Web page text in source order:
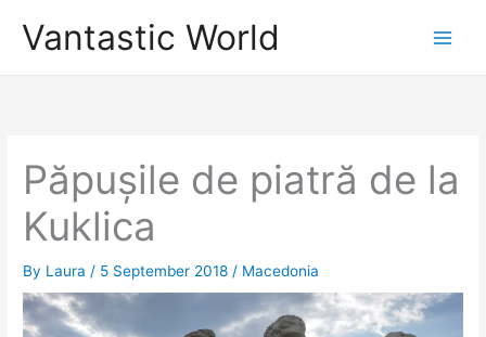
Vantastic World
Păpușile de piatră de la
Kuklica
By Laura/ 5 September 2018/ Macedonia